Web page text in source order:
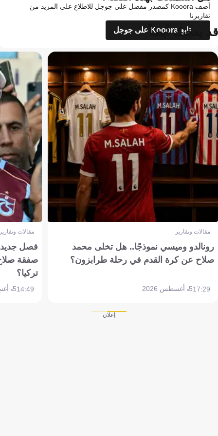
أضف Kooora كمصدر مفضل على جوجل للاطلاع على المزيد من
تقاريرنا
تابع Kooora على جوجل
قد يعجبك أيضاً
مقالات وتقارير
رونالدو وميسي نموذجًا.. هل تخلى محمد
صلاح عن كرة القدم في رحلة طرابزون؟
17:295 أغسطس 2026
مقالات
فصل جديد
صفقة
تركيا؟
14:495 أغسطس 2026
إعلان